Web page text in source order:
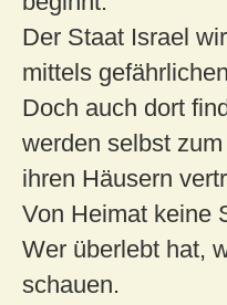
Der Staat Israel
mittels
Doch auch dort
werden selbst
ihren Häusern
Von Heimat keine
Wer überlebt hat,
schauen.